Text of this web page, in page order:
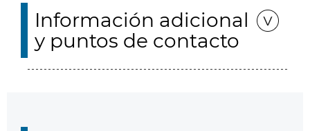
Información adicional
y puntos de contacto